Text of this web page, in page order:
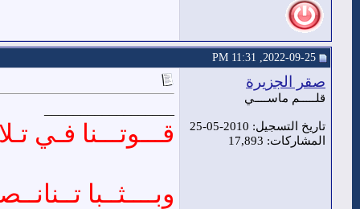
صقر الجزيرة
قلـــــم ماســــي
تاريخ التسجيل: 2010-05-25
المشاركات: 17,893
قـــوتـــنا فـي
وبــــثــبا